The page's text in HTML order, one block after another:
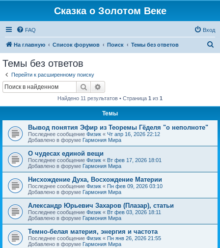
Сказка о Золотом Веке
FAQ Вход
На главную Список форумов Поиск Темы без ответов
Темы без ответов
Перейти к расширенному поиску
Поиск
Найдено 11 результатов • Страница 1 из 1
Темы
Вывод понятия Эфир из Теоремы Гёделя "о неполноте"
Последнее сообщение Физик « Чт апр 16, 2026 22:12
Добавлено в форуме Гармония Мира
О чудесах единой вещи
Последнее сообщение Физик « Вт фев 17, 2026 18:01
Добавлено в форуме Гармония Мира
Нисхождение Духа, Восхождение Материи
Последнее сообщение Физик « Пн фев 09, 2026 03:10
Добавлено в форуме Гармония Мира
Александр Юрьевич Захаров (Плазар), статьи
Последнее сообщение Физик « Вт фев 03, 2026 18:11
Добавлено в форуме Гармония Мира
Темно-белая материя, энергия и частота
Последнее сообщение Физик « Пн янв 26, 2026 21:55
Добавлено в форуме Гармония Мира